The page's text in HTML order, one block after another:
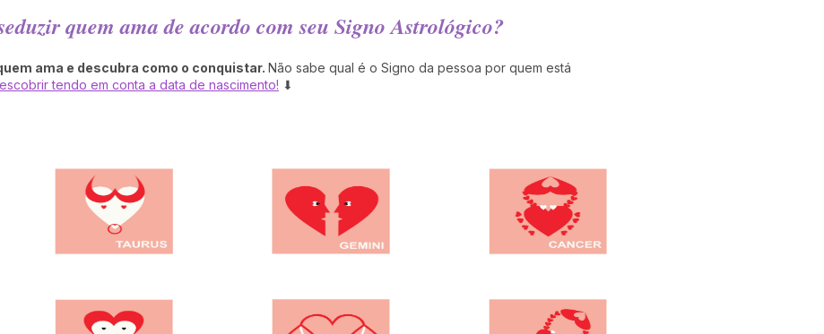
quem ama de acordo com seu Signo Astrológico?
ama e descubra como o conquistar. Não sabe qual é o Signo da pessoa por quem está
tendo em conta a data de nascimento! ⬇